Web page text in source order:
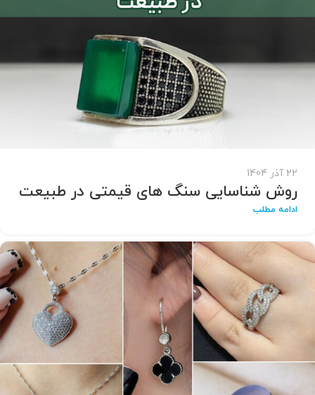
22 آذر 1404
روش شناسایی سنگ های قیمتی در طبیعت
ادامه مطلب